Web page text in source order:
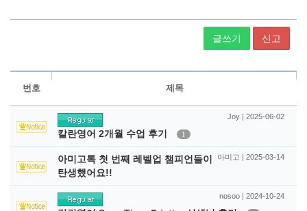
글쓰기 신고